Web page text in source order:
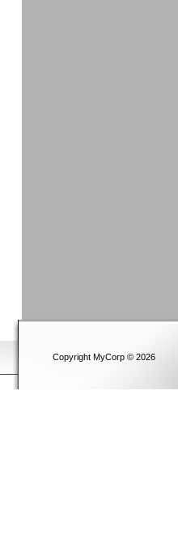
Copyright MyCorp © 2026